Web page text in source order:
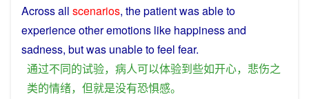
Across all scenarios, thepatientwasableto
experienceotheremotions like happinessand
sadness, butwas unabletofeel fear.
通过不同的试验， 病人可以体验到些如开心， 悲伤之
类的情绪， 但就是没有恐惧感。